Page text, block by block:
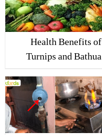
Health Benefits of
Turnips and Bathua
Leaves